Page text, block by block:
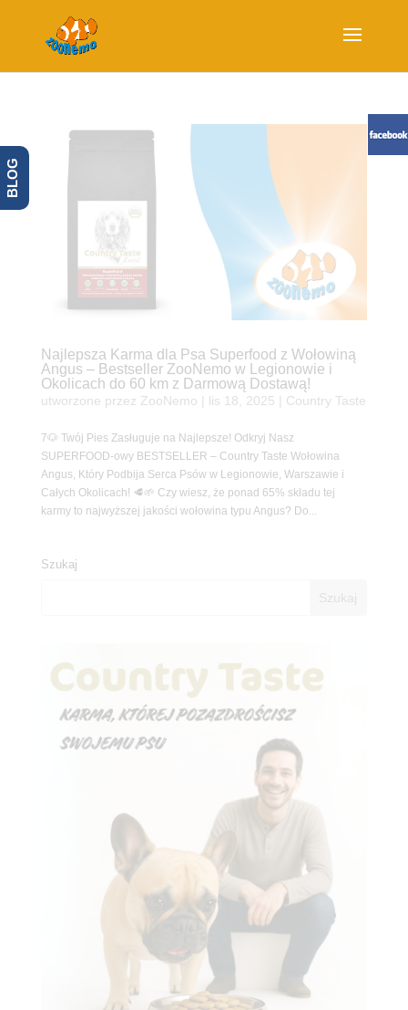
Najlepsza Karma dla Psa Superfood z Wołowiną
Angus – Bestseller ZooNemo w Legionowie i
Okolicach do 60 km z Darmową Dostawą!
utworzone przez ZooNemo lis 18, 2025 Country Taste
7🐶 Twój Pies Zasługuje na Najlepsze! Odkryj Nasz
SUPERFOOD-owy BESTSELLER – Country Taste Wołowina
Angus, Który Podbija Serca Psów w Legionowie, Warszawie i
Całych Okolicach! 🥩🌱 Czy wiesz, że ponad 65% składu tej
karmy to najwyższej jakości wołowina typu Angus? Do...
Szukaj
BLOG